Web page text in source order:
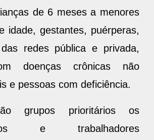
de 6 meses a menores
idade, gestantes, puérperas,
redes pública e privada,
doenças crônicas não
e pessoas com deficiência.
grupos prioritários os
e trabalhadores